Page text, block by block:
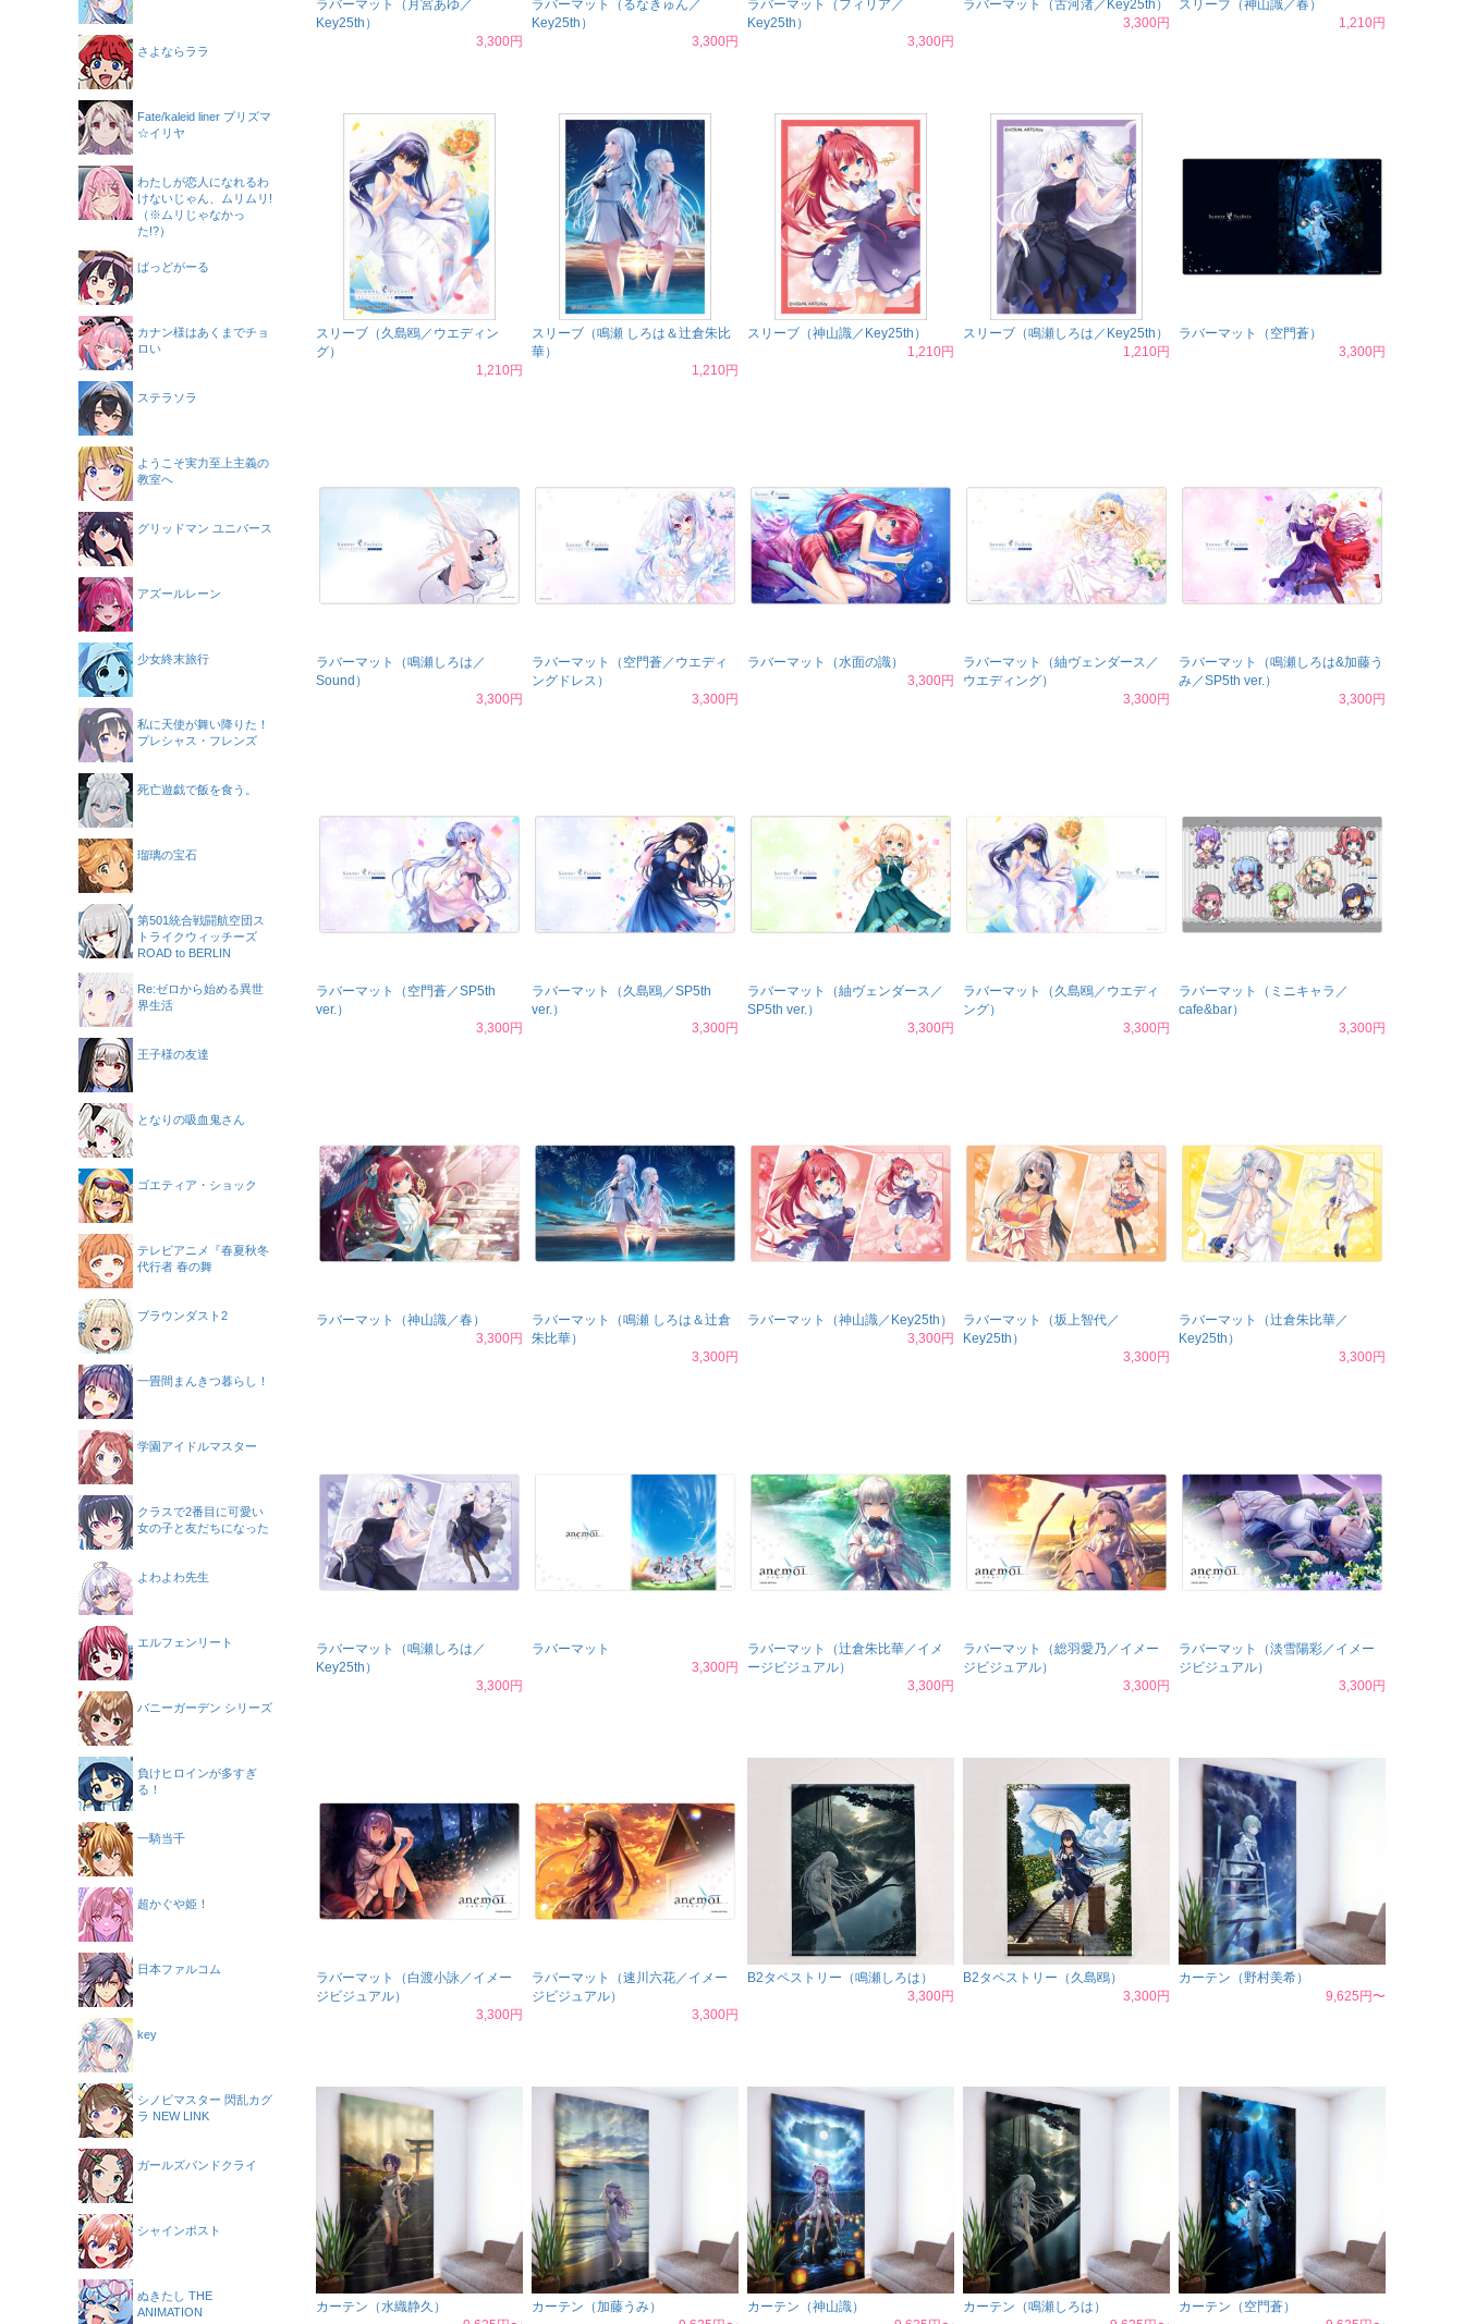
ラバーマット（月宮あゆ／
Key25th）
3,300円
ラバーマット（るなきゅん／
Key25th）
3,300円
ラバーマット（フィリア／
Key25th）
3,300円
ラバーマット（古河渚／Key25th）
3,300円
スリーブ（神山識／春）
1,210円
スリーブ（久島鴎／ウエディン
グ）
1,210円
スリーブ（鳴瀬 しろは＆辻倉朱比
華）
1,210円
スリーブ（神山識／Key25th）
1,210円
スリーブ（鳴瀬しろは／Key25th）
1,210円
ラバーマット（空門蒼）
3,300円
ラバーマット（鳴瀬しろは／
Sound）
3,300円
ラバーマット（空門蒼／ウエディ
ングドレス）
3,300円
ラバーマット（水面の識）
3,300円
ラバーマット（紬ヴェンダース／
ウエディング）
3,300円
ラバーマット（鳴瀬しろは&加藤う
み／SP5th ver.）
3,300円
ラバーマット（空門蒼／SP5th
ver.）
3,300円
ラバーマット（久島鴎／SP5th
ver.）
3,300円
ラバーマット（紬ヴェンダース／
SP5th ver.）
3,300円
ラバーマット（久島鴎／ウエディ
ング）
3,300円
ラバーマット（ミニキャラ／
cafe&bar）
3,300円
ラバーマット（神山識／春）
3,300円
ラバーマット（鳴瀬 しろは＆辻倉
朱比華）
3,300円
ラバーマット（神山識／Key25th）
3,300円
ラバーマット（坂上智代／
Key25th）
3,300円
ラバーマット（辻倉朱比華／
Key25th）
3,300円
ラバーマット（鳴瀬しろは／
Key25th）
3,300円
ラバーマット
3,300円
ラバーマット（辻倉朱比華／イメ
ージビジュアル）
3,300円
ラバーマット（総羽愛乃／イメー
ジビジュアル）
3,300円
ラバーマット（淡雪陽彩／イメー
ジビジュアル）
3,300円
ラバーマット（白渡小詠／イメー
ジビジュアル）
3,300円
ラバーマット（速川六花／イメー
ジビジュアル）
3,300円
B2タペストリー（鳴瀬しろは）
3,300円
B2タペストリー（久島鴎）
3,300円
カーテン（野村美希）
9,625円〜
カーテン（水織静久）
カーテン（加藤うみ）
カーテン（神山識）
カーテン（鳴瀬しろは）
カーテン（空門蒼）
さよならララ
Fate/kaleid liner プリズマ
☆イリヤ
わたしが恋人になれるわ
けないじゃん、ムリムリ!
（※ムリじゃなかっ
た!?）
ばっどがーる
カナン様はあくまでチョ
ロい
ステラソラ
ようこそ実力至上主義の
教室へ
グリッドマン ユニバース
アズールレーン
少女終末旅行
私に天使が舞い降りた！
プレシャス・フレンズ
死亡遊戯で飯を食う。
瑠璃の宝石
第501統合戦闘航空団ス
トライクウィッチーズ
ROAD to BERLIN
Re:ゼロから始める異世
界生活
王子様の友達
となりの吸血鬼さん
ゴエティア・ショック
テレビアニメ『春夏秋冬
代行者 春の舞
ブラウンダスト2
一畳間まんきつ暮らし！
学園アイドルマスター
クラスで2番目に可愛い
女の子と友だちになった
よわよわ先生
エルフェンリート
バニーガーデン シリーズ
負けヒロインが多すぎ
る！
一騎当千
超かぐや姫！
日本ファルコム
key
シノビマスター 閃乱カグ
ラ NEW LINK
ガールズバンドクライ
シャインポスト
ぬきたし THE
ANIMATION